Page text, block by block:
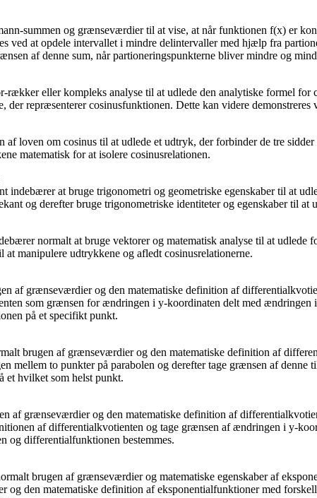
summen og grænseværdier til at vise, at når funktionen f(x) er
ved at opdele intervallet i mindre delintervaller med hjælp fra
af denne sum, når partioneringspunkterne bliver mindre og
eller kompleks analyse til at udlede den analytiske formel
repræsenterer cosinusfunktionen. Dette kan videre
loven om cosinus til at udlede et udtryk, der forbinder de tre
matematisk for at isolere cosinusrelationen.
indebærer at bruge trigonometri og geometriske egenskaber til at
og derefter bruge trigonometriske identiteter og egenskaber til
normalt at bruge vektorer og matematisk analyse til at
manipulere udtrykkene og afledt cosinusrelationerne.
af grænseværdier og den matematiske definition af
som grænsen for ændringen i y-koordinaten delt med
på et specifikt punkt.
brugen af grænseværdier og den matematiske definition af
mellem to punkter på parabolen og derefter tage grænsen af
et hvilket som helst punkt.
af grænseværdier og den matematiske definition af
af differentialkvotienten og tage grænsen af ændringen i y-
og differentialfunktionen bestemmes.
brugen af grænseværdier og matematiske egenskaber af
den matematiske definition af eksponentialfunktioner med